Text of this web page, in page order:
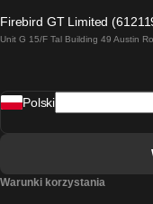
Firebird GT Limited
Unit G 15/F Tal Building 49 Austin
Polski
Warunki korzystania